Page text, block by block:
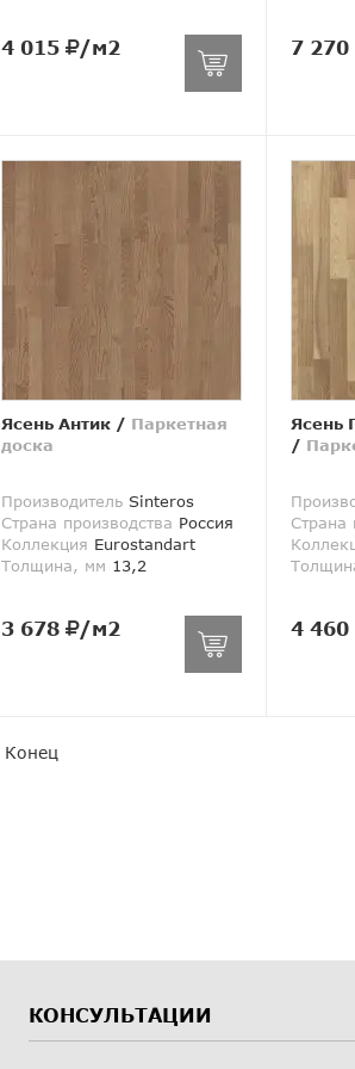
4 015 /м2 7 270
Ясень Антик/ Паркетная
доска
ПроизводительSinteros
Страна производства Россия
Коллекция Eurostandart
Толщина, мм 13,2
3 678 /м2
Ясень
/
Страна
4 460
Конец
КОНСУЛЬТАЦИИ